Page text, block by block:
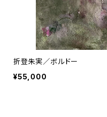
折登朱実／ボルドー
¥55,000